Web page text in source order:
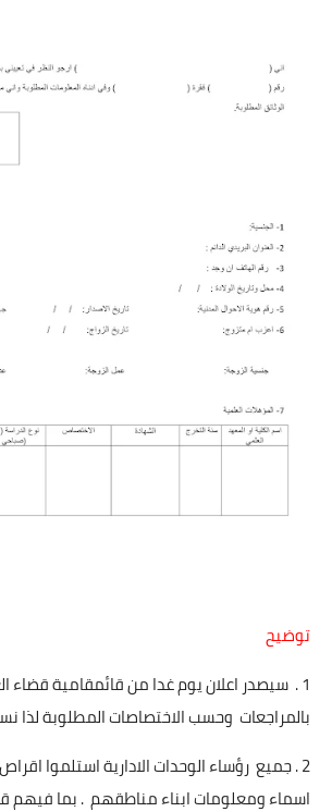
توضيح
1 . سيصدر اعلان يوم غدا من قائمقامية قضاء
بالمراجعات وحسب الاختصاصات المطلوبة لذا
اسماء ومعلومات ابناء مناطقهم . بما فيهم